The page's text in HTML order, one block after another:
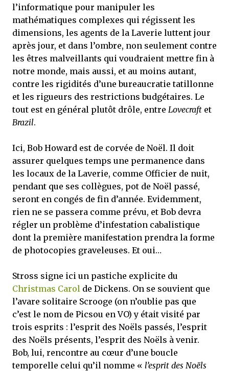
l’informatique pour manipuler les
mathématiques complexes qui régissent les
dimensions, les agents de la Laverie luttent jour
après jour, et dans l’ombre, non seulement contre
les êtres malveillants qui voudraient mettre fin à
notre monde, mais aussi, et au moins autant,
contre les rigidités d’une bureaucratie tatillonne
et les rigueurs des restrictions budgétaires. Le
tout est en général plutôt drôle, entre Lovecraft et
Brazil.
Ici, Bob Howard est de corvée de Noël. Il doit
assurer quelques temps une permanence dans
les locaux de la Laverie, comme Officier de nuit,
pendant que ses collègues, pot de Noël passé,
seront en congés de fin d’année. Evidemment,
rien ne se passera comme prévu, et Bob devra
régler un problème d’infestation cabalistique
dont la première manifestation prendra la forme
de photocopies graveleuses. Et oui…
Stross signe ici un pastiche explicite du
Christmas Carol de Dickens. On se souvient que
l’avare solitaire Scrooge (on n’oublie pas que
c’est le nom de Picsou en VO) y était visité par
trois esprits : l’esprit des Noëls passés, l’esprit
des Noëls présents, l’esprit des Noëls à venir.
Bob, lui, rencontre au cœur d’une boucle
temporelle celui qu’il nomme « l’esprit des Noëls